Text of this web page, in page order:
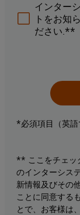
インター
トをお知
ださい.**
*必須項目（英語
** ここをチェッ
のインターシス
新情報及びその
ことに同意する
とで、お客様は